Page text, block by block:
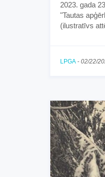
2023. gada
"Tautas
(ilustratīvs
LPGA - 02/22/